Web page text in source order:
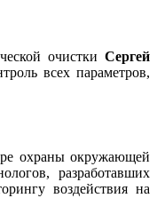
очистки Сергей
всех параметров,
охраны окружающей
разработавших
воздействия на